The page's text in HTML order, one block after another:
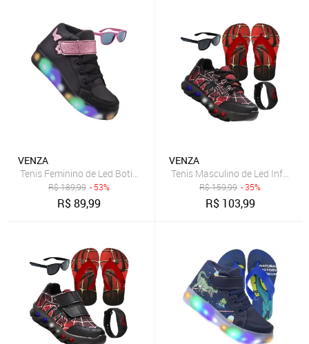
VENZA
Tenis Feminino de Led Botinha Borboleta Glitter Calce Facil + Oculos
R$189,99 - 53%
R$89,99
VENZA
Tenis Masculino de Led Infantil
R$159,99 - 35%
R$ 103,99